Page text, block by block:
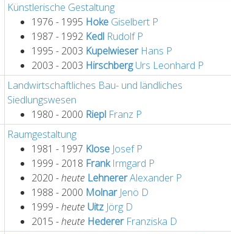
Künstlerische Gestaltung
1976 - 1995 Hoke Giselbert P
1987 - 1992 Kedl Rudolf P
1995 - 2003 KupelwieserHans P
2003 - 2003 HirschbergUrs Leonhard P
Landwirtschaftliches Bau- und ländliches
Siedlungswesen
1980 - 2000 Riepl Franz P
Raumgestaltung
1981 - 1997 Klose Josef P
1999 - 2018 FrankIrmgard P
2020 -heute LehnererAlexander P
1988 - 2000 MolnarJenö D
1999 -heute Uitz Jörg D
2015 -heute HedererFranziska D